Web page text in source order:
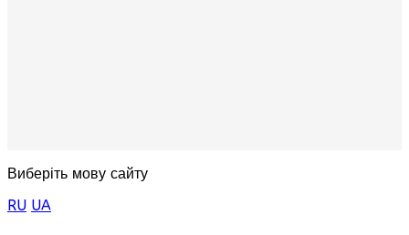
Виберіть мову сайту
RU UA